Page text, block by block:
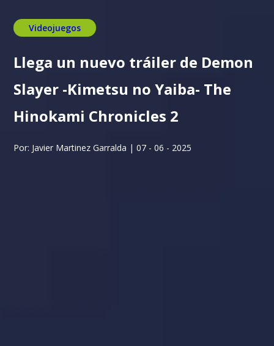
Videojuegos
Llega un nuevo tráiler de Demon
Slayer -Kimetsu no Yaiba- The
Hinokami Chronicles 2
Por: Javier Martinez Garralda | 07 - 06 - 2025